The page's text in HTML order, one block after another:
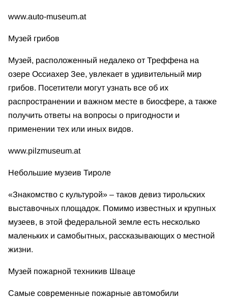
www.auto-museum.at
Музей грибов
Музей, расположенный недалеко от Треффена на
озере Оссиахер Зее, увлекает в удивительный мир
грибов. Посетители могут узнать все об их
распространении и важном месте в биосфере, а также
получить ответы на вопросы о пригодности и
применении тех или иных видов.
www.pilzmuseum.at
Небольшие музеив Тироле
«Знакомство с культурой» – таков девиз тирольских
выставочных площадок. Помимо известных и крупных
музеев, в этой федеральной земле есть несколько
маленьких и самобытных, рассказывающих о местной
жизни.
Музей пожарной техникив Шваце
Самые современные пожарные автомобили